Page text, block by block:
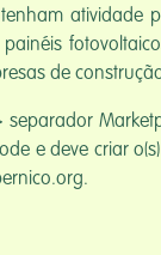
atividade
de
separador
e deve criar